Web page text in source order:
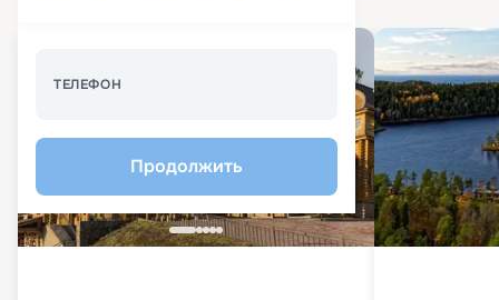
ТЕЛЕФОН
Продолжить